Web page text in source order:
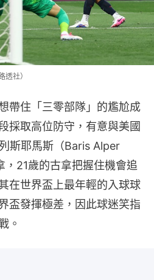
社）
帶住「三零部隊」的尷尬成
採取高位防守，有意與美國
斯耶馬斯（Baris Alper
21歲的古拿把握住機會追
在世界盃上最年輕的入球球
盃發揮極差，因此球迷笑指
。